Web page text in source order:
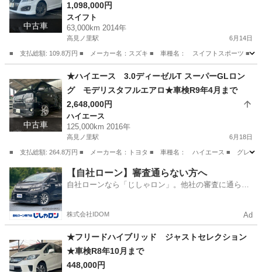
中古車
1,098,000円
スイフト
63,000km 2014年
高見ノ里駅 6月14日
■ 支払総額: 109.8万円 ■ メーカー名：スズキ ■ 車種名： スイフトスポーツ ■
高見ノ里駅 スイフト
中古車
★ハイエース 3.0ディーゼルT スーパーGLロン
グ モデリスタフルエアロ★車検R9年4月まで
2,648,000円
ハイエース
125,000km 2016年
高見ノ里駅 6月18日
■ 支払総額: 264.8万円 ■ メーカー名：トヨタ ■ 車種名： ハイエース ■ グレード
大阪 松原市 高見ノ里駅 ハイエース ロング
【自社ローン】審査通らない方へ
自社ローンなら「じしゃロン」。他社の審査に通らな
株式会社IDOM Ad
★フリードハイブリッド ジャストセレクション
★車検R8年10月まで
448,000円